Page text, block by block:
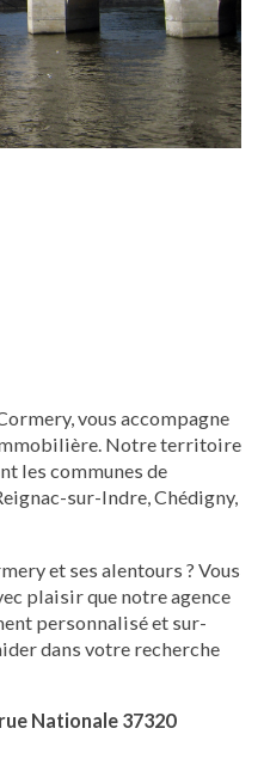
vous accompagne
Notre territoire
les communes de
sur-Indre, Chédigny,
et ses alentours ? Vous
plaisir que notre agence
personnalisé et sur-
dans votre recherche
Nationale 37320